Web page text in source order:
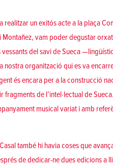
realitzar un exitós acte a la plaça
, vam poder degustar
del savi de Sueca
organització qui es va
és encara per a la construcció
de l’intel·lectual de
musicalvariat i amb
també hi havia coses que
de dedicar-ne dues edicions a